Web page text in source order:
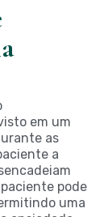
em um
as
a
pode
uma